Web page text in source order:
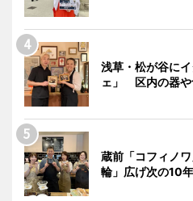
浅草・松が谷に
ェ」 区内の器や
蔵前「コフィノ
輪」広げ次の10